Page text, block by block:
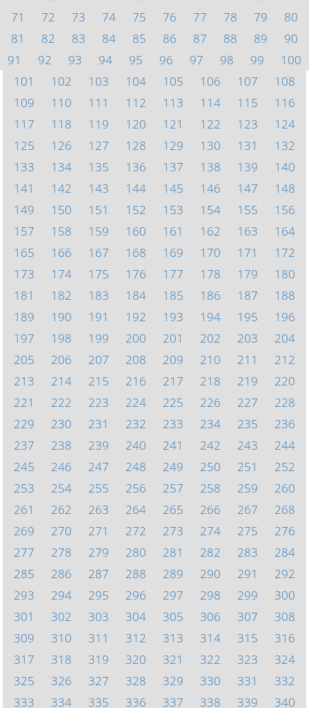
71
72 73 74 75 76 77 78 79
80
81
82 83 84 85 86 87 88 89
90
91
92 93 94 95 96 97 98 99
100
101
102 103 104 105 106 107
108
109
110 111 112 113 114 115
116
117
118 119 120 121 122 123
124
125
126 127 128 129 130 131
132
133
134 135 136 137 138 139
140
141
142 143 144 145 146 147
148
149
150 151 152 153 154 155
156
157
158 159 160 161 162 163
164
165
166 167 168 169 170 171
172
173
174 175 176 177 178 179
180
181
182 183 184 185 186 187
188
189
190 191 192 193 194 195
196
197
198 199 200 201 202 203
204
205
206 207 208 209 210 211
212
213
214 215 216 217 218 219
220
221
222 223 224 225 226 227
228
229
230 231 232 233 234 235
236
237
238 239 240 241 242 243
244
245
246 247 248 249 250 251
252
253
254 255 256 257 258 259
260
261
262 263 264 265 266 267
268
269
270 271 272 273 274 275
276
277
278 279 280 281 282 283
284
285
286 287 288 289 290 291
292
293
294 295 296 297 298 299
300
301
302 303 304 305 306 307
308
309
310 311 312 313 314 315
316
317
318 319 320 321 322 323
324
325
326 327 328 329 330 331
332
333
334 335 336 337 338 339 340